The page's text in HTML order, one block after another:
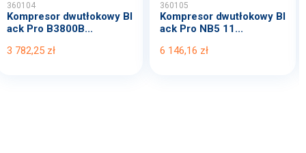
360104
Kompresor dwutłokowy Bl
ack Pro B3800B...
3 782,25 zł
360105
Kompresor dwutłokowy Bl
ack Pro NB5 11...
6 146,16 zł